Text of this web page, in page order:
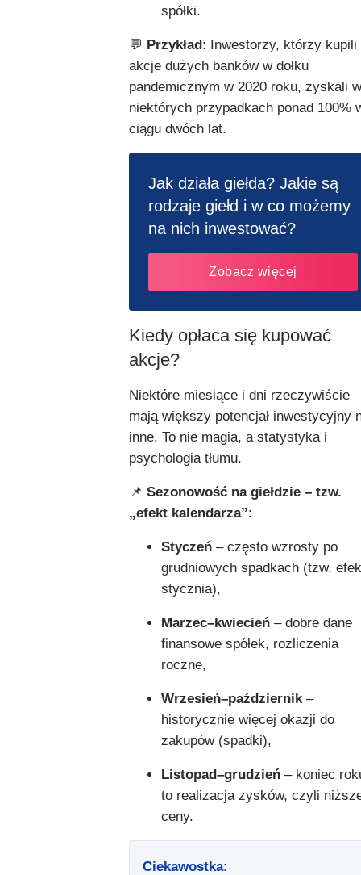
spółki.
💬 Przykład: Inwestorzy, którzy kupili
akcje dużych banków w dołku
pandemicznym w 2020 roku, zyskali w
niektórych przypadkach ponad 100%
ciągu dwóch lat.
Jak działa giełda? Jakie są
rodzaje giełd i w co możemy
na nich inwestować?
Zobacz więcej
Kiedy opłaca się kupować
akcje?
Niektóre miesiące i dni rzeczywiście
mają większy potencjał inwestycyjny
inne. To nie magia, a statystyka i
psychologia tłumu.
📌 Sezonowość na giełdzie – tzw.
„efekt kalendarza”:
Styczeń – często wzrosty po
grudniowych spadkach (tzw.
stycznia),
Marzec–kwiecień – dobre dane
finansowe spółek, rozliczenia
roczne,
Wrzesień–październik–
historycznie więcej okazji do
zakupów (spadki),
Listopad–grudzień – koniec
to realizacja zysków, czyli
ceny.
Ciekawostka: